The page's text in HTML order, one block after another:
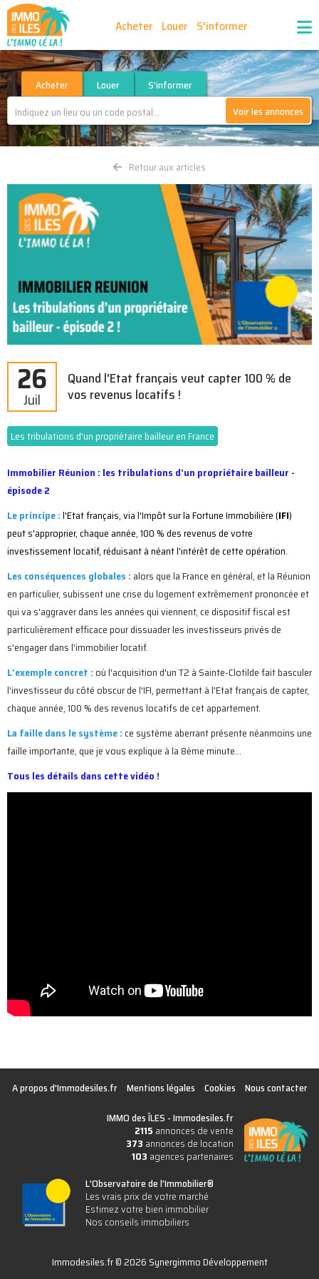
Acheter Louer S'informer
Publiez vos annonces Nos agences partenaires
Nos outils Ma sélection d'annonces
Recrutement
Acheter Louer
S'informer
Voir les annonces
Retour aux articles
26
Juil
Quand l'Etat français veut capter 100 % de
vos revenus locatifs !
Les tribulations d'un propriétaire bailleur en France
Immobilier Réunion : les tribulations d'un propriétaire bailleur -
épisode 2
Le principe :l'Etat français, via l'Impôt sur la Fortune Immobilière (IFI)
peut s'approprier, chaque année, 100 % des revenus de votre
investissement locatif, réduisant à néant l'intérêt de cette opération.
Les conséquences globales : alors que la France en général, et la Réunion
en particulier, subissent une crise du logement extrêmement prononcée et
qui va s'aggraver dans les années qui viennent, ce dispositif fiscal est
particulièrement efficace pour dissuader les investisseurs privés de
s'engager dans l'immobilier locatif.
L'exemple concret :où l'acquisition d'un T2 à Sainte-Clotilde fait basculer
l'investisseur du côté obscur de l'IFI, permettant à l'Etat français de capter,
chaque année, 100 % des revenus locatifs de cet appartement.
La faille dans le système :ce système aberrant présente néanmoins une
faille importante, que je vous explique à la 8ème minute...
Tous les détails dans cette vidéo !
A propos d'Immodesiles.fr Mentions légales Cookies
Nous contacter
IMMO des ÎLES -Immodesiles.fr
2115 annonces de vente
373 annonces de location
103 agences partenaires
L'Observatoire de l'Immobilier®
Les vrais prix de votre marché
Estimez votre bien immobilier
Nos conseils immobiliers
Immodesiles.fr © 2026 Synergimmo Développement